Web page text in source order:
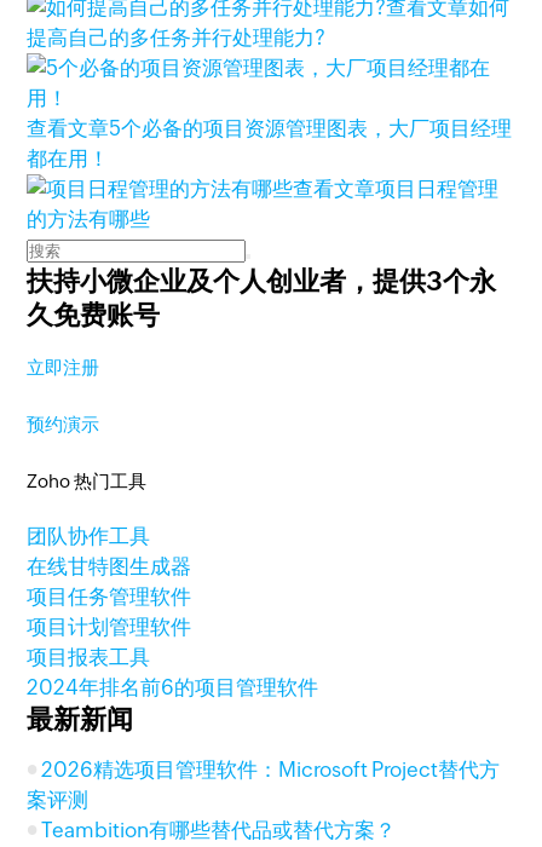
查看文章如何
提高自己的多任务并行处理能力?
查看文章5个必备的项目资源管理图表，大厂项目经理
都在用！
查看文章项目日程管理
的方法有哪些
扶持小微企业及个人创业者，提供3个永
久免费账号
立即注册
预约演示
Zoho 热门工具
团队协作工具
在线甘特图生成器
项目任务管理软件
项目计划管理软件
项目报表工具
2024年排名前6的项目管理软件
最新新闻
2026精选项目管理软件：Microsoft Project替代方
案评测
Teambition有哪些替代品或替代方案？